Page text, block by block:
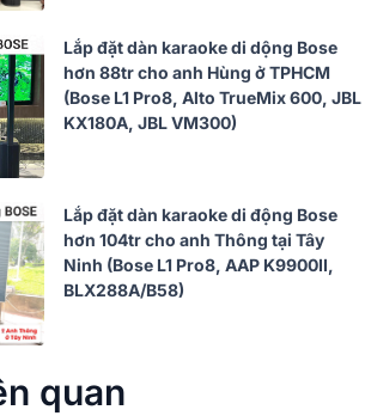
Lắp đặt dàn karaoke di dộng Bose
hơn 88tr cho anh Hùng ở TPHCM
(Bose L1 Pro8, Alto TrueMix 600, JBL
KX180A, JBL VM300)
Lắp đặt dàn karaoke di động Bose
hơn 104tr cho anh Thông tại Tây
Ninh (Bose L1 Pro8, AAP K9900II,
BLX288A/B58)
quan